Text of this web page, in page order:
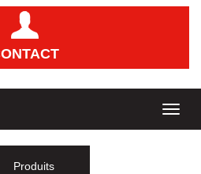
Produits